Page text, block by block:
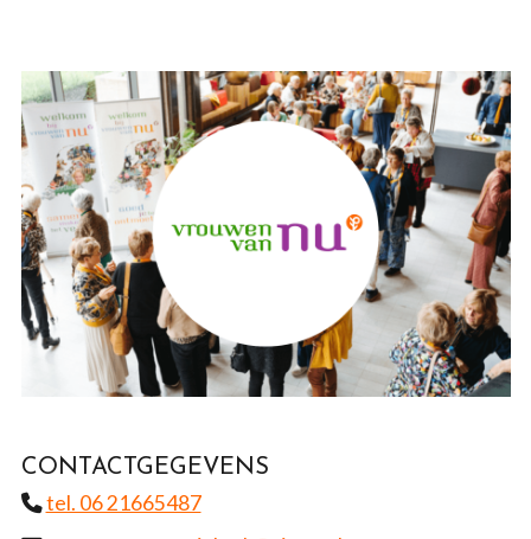
CONTACTGEGEVENS
tel. 06 21665487